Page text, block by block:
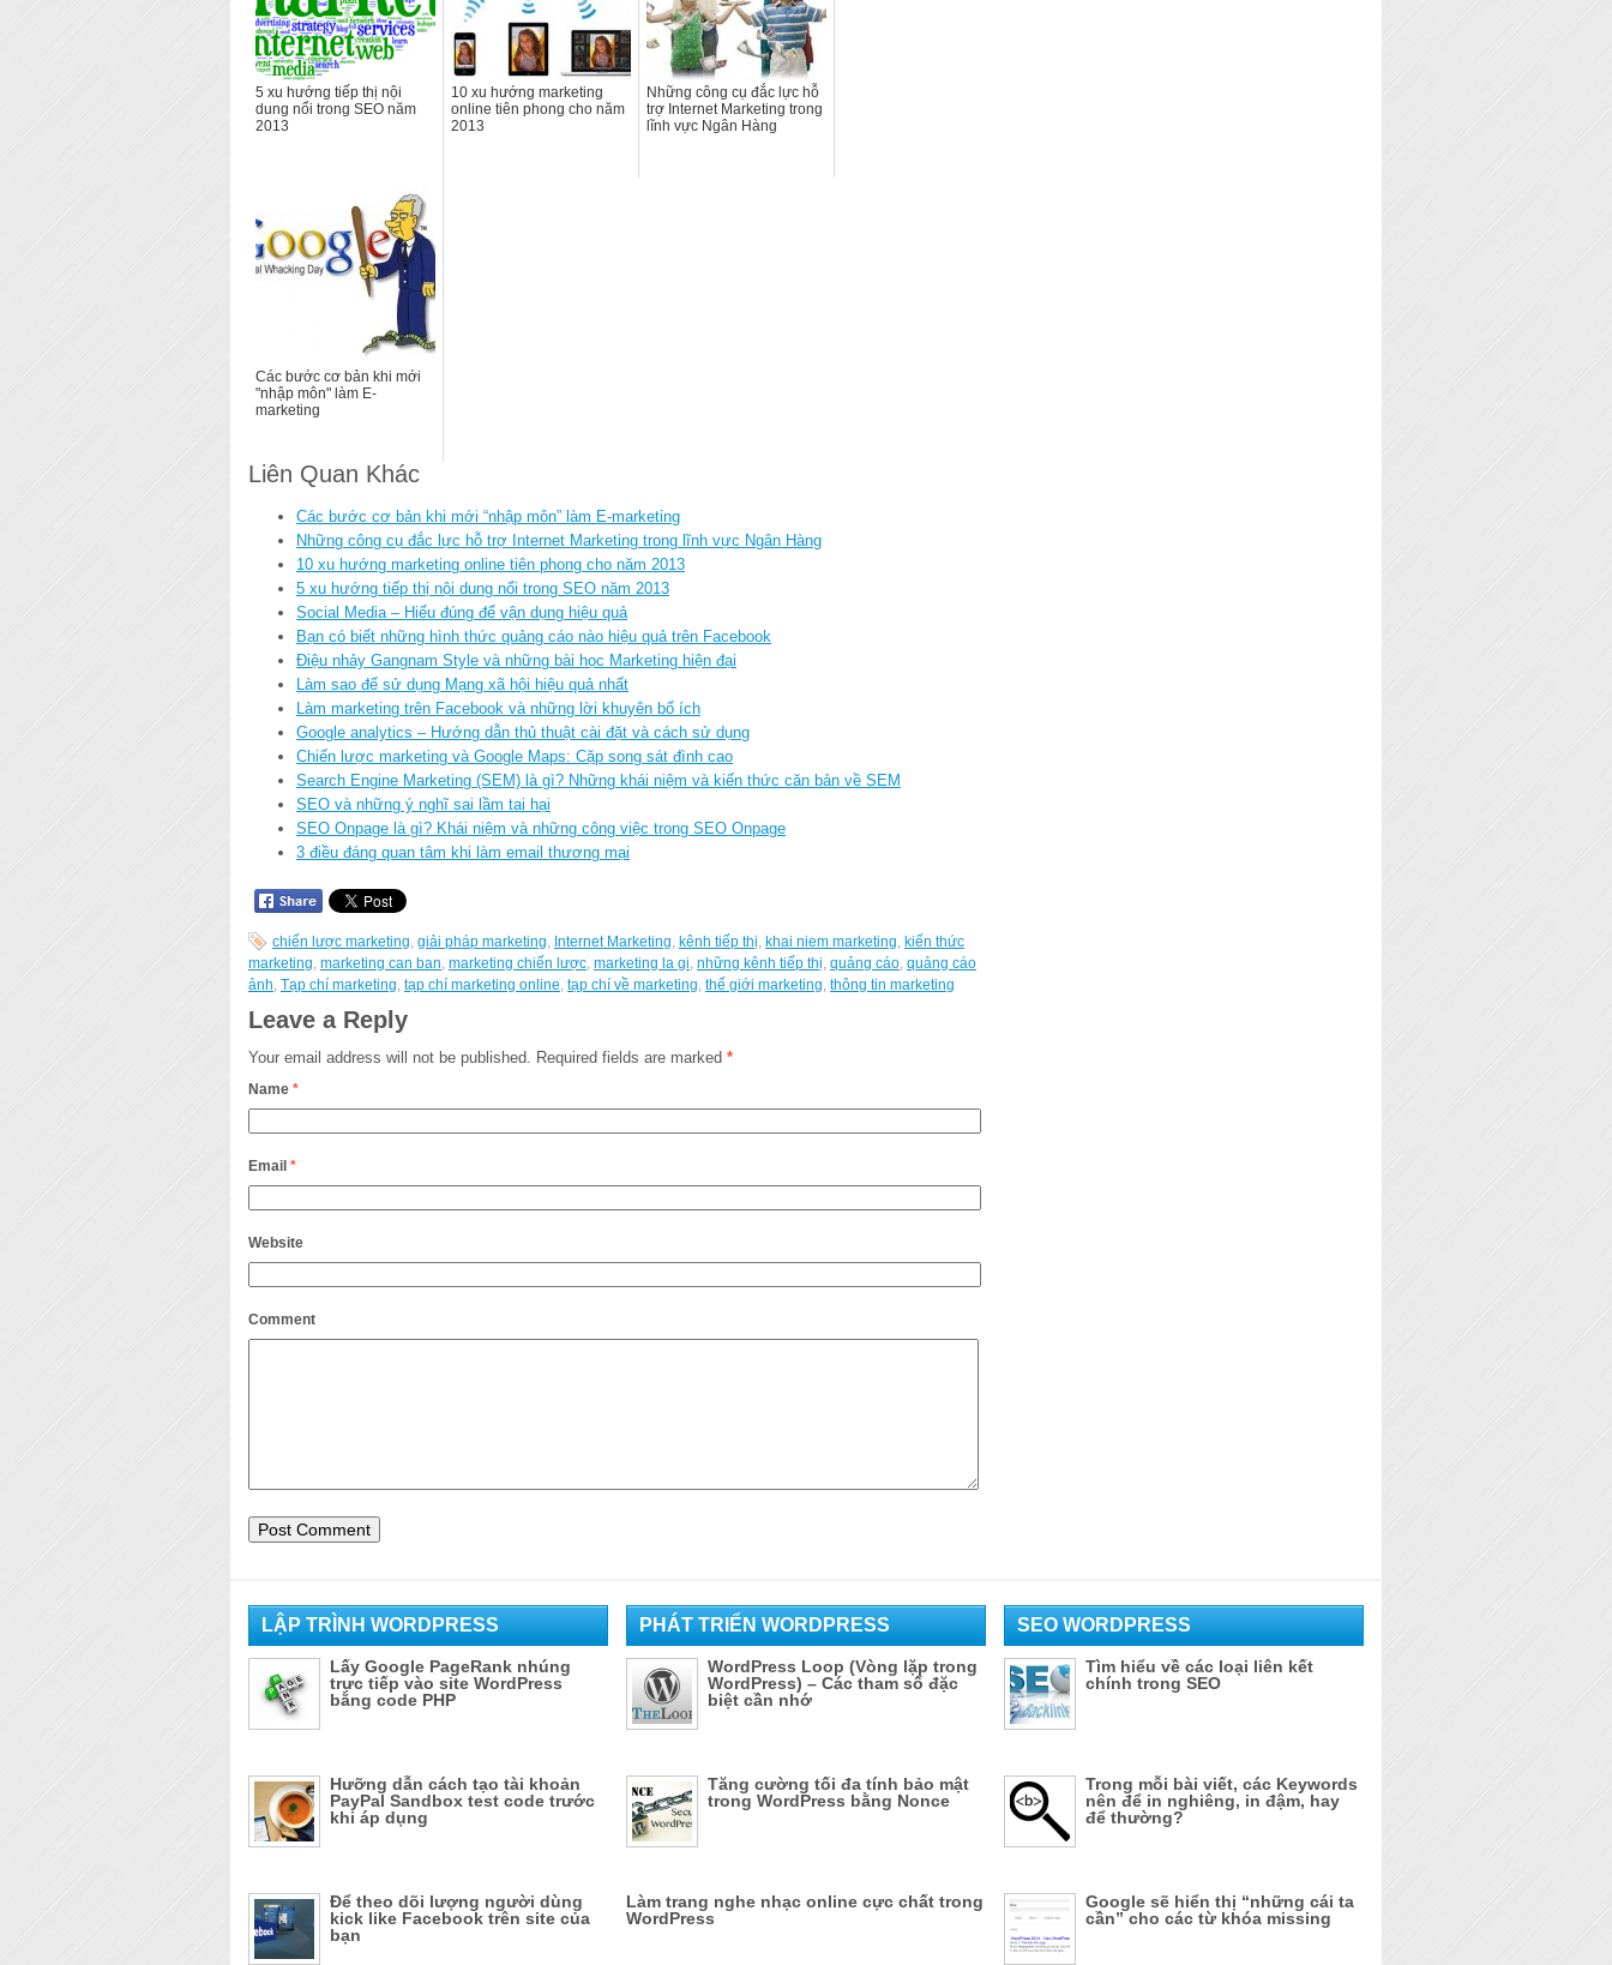
5 xu hướng tiếp thị nội
dung nổi trong SEO năm
2013
10 xu hướng marketing
online tiên phong cho năm
2013
Những công cụ đắc lực hỗ
trợ Internet Marketing trong
lĩnh vực Ngân Hàng
Các bước cơ bản khi mới
"nhập môn" làm E-
marketing
Liên Quan Khác
Các bước cơ bản khi mới “nhập môn” làm E-marketing
Những công cụ đắc lực hỗ trợ Internet Marketing trong lĩnh vực Ngân Hàng
10 xu hướng marketing online tiên phong cho năm 2013
5 xu hướng tiếp thị nội dung nổi trong SEO năm 2013
Social Media – Hiểu đúng để vận dụng hiệu quả
Bạn có biết những hình thức quảng cáo nào hiệu quả trên Facebook
Điệu nhảy Gangnam Style và những bài học Marketing hiện đại
Làm sao để sử dụng Mạng xã hội hiệu quả nhất
Làm marketing trên Facebook và những lời khuyên bổ ích
Google analytics – Hướng dẫn thủ thuật cài đặt và cách sử dụng
Chiến lược marketing và Google Maps: Cặp song sát đình cao
Search Engine Marketing (SEM) là gì? Những khái niệm và kiến thức căn bản về SEM
SEO và những ý nghĩ sai lầm tai hại
SEO Onpage là gì? Khái niệm và những công việc trong SEO Onpage
3 điều đáng quan tâm khi làm email thương mại
chiến lược marketing, giải pháp marketing, Internet Marketing, kênh tiếp thị, khai niem marketing, kiến thức
marketing, marketing can ban, marketing chiến lược, marketing la gi, những kênh tiếp thị, quảng cáo, quảng cáo
ảnh, Tạp chí marketing, tạp chí marketing online, tạp chí về marketing, thế giới marketing, thông tin marketing
Leave a Reply
Your email address will not be published. Required fields are marked *
Name *
Email *
Website
Comment
LẬP TRÌNH WORDPRESS
Lấy Google PageRank nhúng
trực tiếp vào site WordPress
bằng code PHP
Hưỡng dẫn cách tạo tài khoản
PayPal Sandbox test code trước
khi áp dụng
Để theo dõi lượng người dùng
kick like Facebook trên site của
bạn
PHÁT TRIỂN WORDPRESS
WordPress Loop (Vòng lặp trong
WordPress) – Các tham số đặc
biệt cần nhớ
Tăng cường tối đa tính bảo mật
trong WordPress bằng Nonce
Làm trang nghe nhạc online cực chất trong
WordPress
SEO WORDPRESS
Tìm hiểu về các loại liên kết
chính trong SEO
Trong mỗi bài viết, các Keywords
nên để in nghiêng, in đậm, hay
để thường?
Google sẽ hiển thị “những cái ta
cần” cho các từ khóa missing